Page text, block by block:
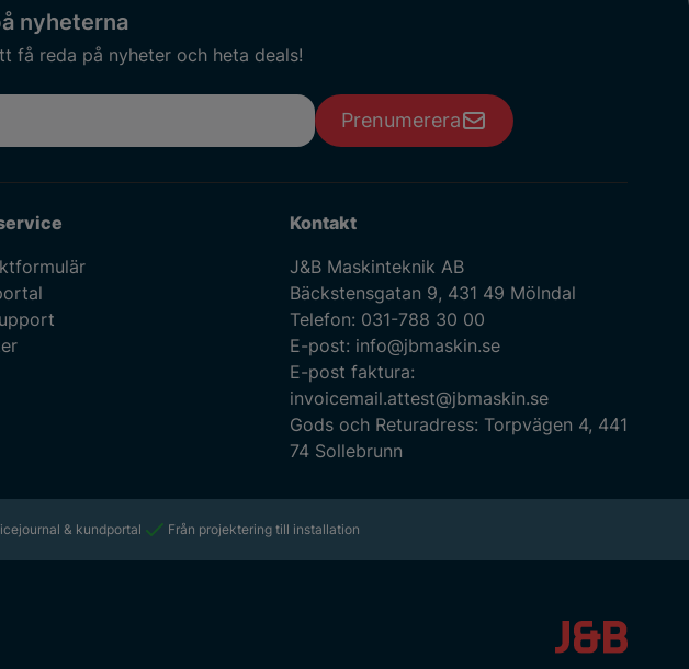
nyheterna
få reda på nyheter och heta deals!
Prenumerera
Kontakt
J&B Maskinteknik AB
Bäckstensgatan 9, 431 49 Mölndal
Telefon: 031-788 30 00
E-post: info@jbmaskin.se
E-post faktura:
invoicemail.attest@jbmaskin.se
Gods och Returadress: Torpvägen 4, 441
74 Sollebrunn
& kundportal Från projektering till installation